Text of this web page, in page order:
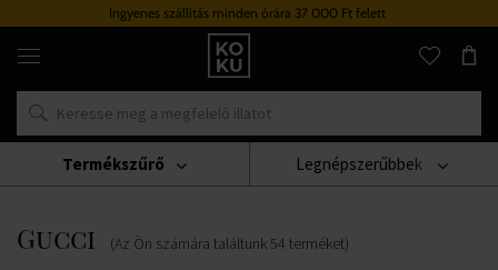
Ingyenes szállítás minden órára 37 000 Ft felett
Eredeti
parfümök
órák
egy
Márkák Gucci
Gucci (Az Ön számára találtunk 54 terméket)
Legnépszerűbbek
Termékszűrő